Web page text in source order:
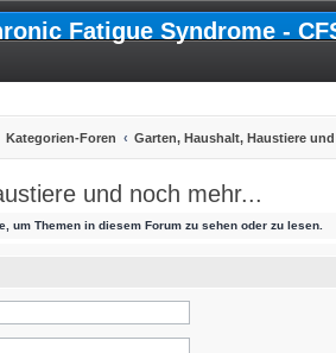
Fatigue Syndrome -
Kategorien-Foren Garten, Haushalt, Haustiere
und noch mehr...
um Themen in diesem Forum zu sehen oder zu lesen.